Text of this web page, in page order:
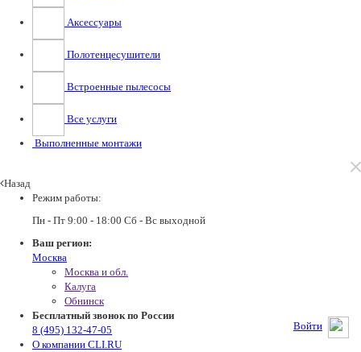
Аксессуары
Полотенцесушители
Встроенные пылесосы
Все услуги
Выполненные монтажи
Назад
Режим работы:
Пн - Пт 9:00 - 18:00 Сб - Вс выходной
Ваш регион:
Москва
Москва и обл.
Калуга
Обнинск
Войти
Бесплатный звонок по России
8 (495) 132-47-05
О компании CLI.RU